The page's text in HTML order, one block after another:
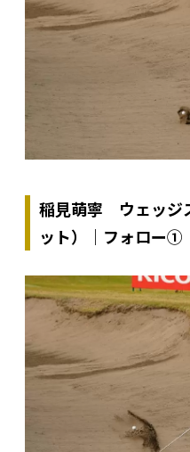
稲見萌寧 ウェッジ
ット）｜フォロー①